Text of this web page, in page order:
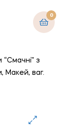
0
з
Макей, ваг.